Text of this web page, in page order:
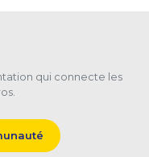
qui connecte les